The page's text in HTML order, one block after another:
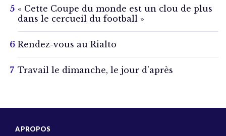
« Cette Coupe du monde est un clou de plus
dans le cercueil du football »
Rendez-vous au Rialto
Travail le dimanche, le jour d’après
A PROPOS